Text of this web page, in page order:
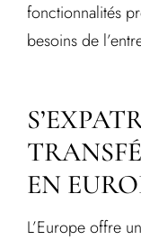
fonctionnalités
besoins de
EN
L’Europe offre